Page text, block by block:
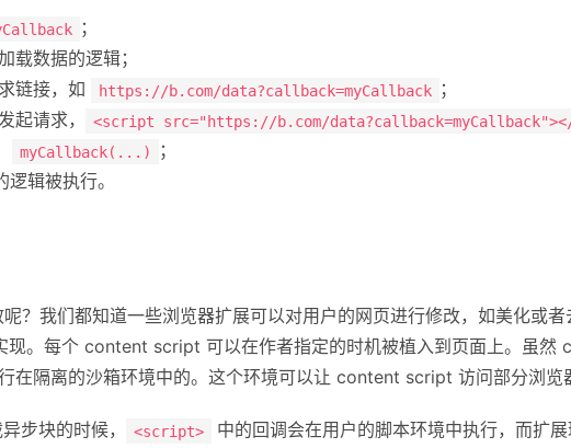
；
载数据的逻辑；
链接，如 https://b.com/data?callback=myCallback
；
起请求， <script src="https://b.com/
myCallback(...)
；
逻辑被执行。
？我们都知道一些浏览器扩展可以对用户的网页进行修改，如美化或
。每个 content script 可以在作者指定的时机被植入到页面上。虽然
隔离的沙箱环境中的。这个环境可以让 content script 访问部分浏览
步块的时候， <script>
中的回调会在用户的脚本环境中执行，而扩